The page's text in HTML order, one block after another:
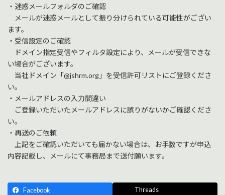
・迷惑メールフォルダのご確認
メールが迷惑メールとして振り分けられている可能性がござい
ます。
・受信設定のご確認
ドメイン指定受信やフィルタ設定により、メールが受信できな
い場合がございます。
当社ドメイン「@jshrm.org」を受信許可リストにご登録くださ
い。
・メールアドレスの入力間違い
ご登録いただいたメールアドレスに誤りがないかご確認くださ
い。
・再送のご依頼
上記をご確認いただいても届かない場合は、お手数ですが申込
内容記載し、メールにて事務局まで送付願います。
Facebook Threads